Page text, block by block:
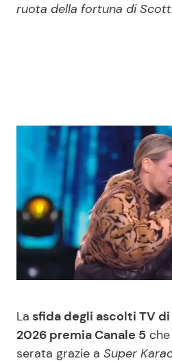
News Musica
News Spettacolo
Benessere
Casa
Mondo Mamma
ruota della fortuna di
La sfida degli ascolti TV
2026 premia Canale 5
serata grazie a Super